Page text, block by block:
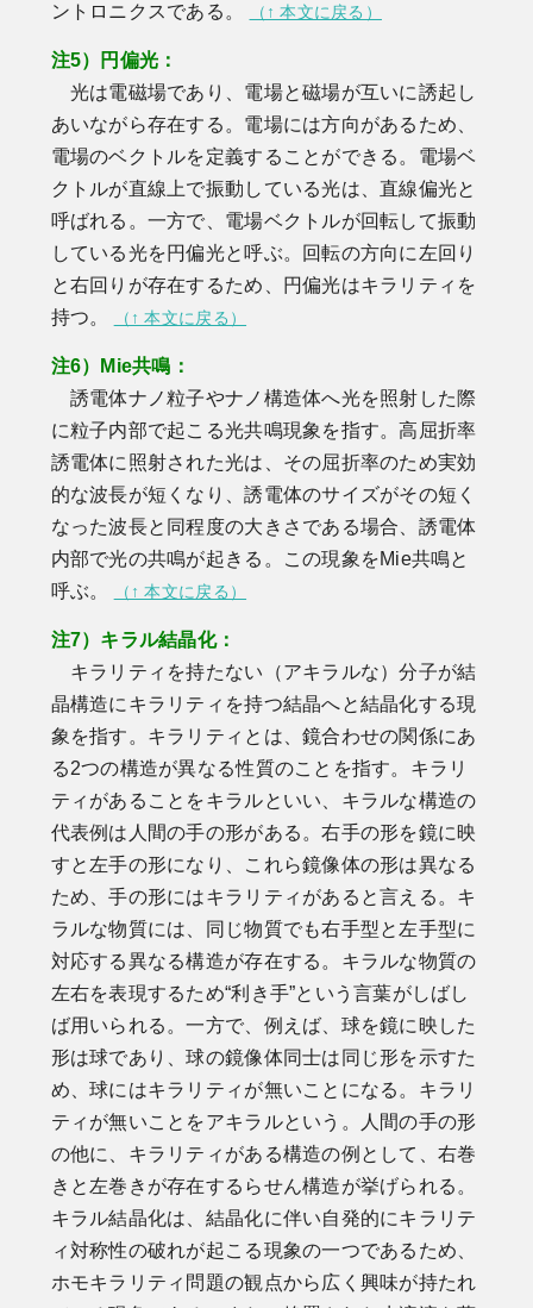
ントロニクスである。
（↑ 本文に戻る）
注5）円偏光：
光は電磁場であり、電場と磁場が互いに誘起し
あいながら存在する。電場には方向があるため、
電場のベクトルを定義することができる。電場ベ
クトルが直線上で振動している光は、直線偏光と
呼ばれる。一方で、電場ベクトルが回転して振動
している光を円偏光と呼ぶ。回転の方向に左回り
と右回りが存在するため、円偏光はキラリティを
持つ。
（↑ 本文に戻る）
注6）Mie共鳴：
誘電体ナノ粒子やナノ構造体へ光を照射した際
に粒子内部で起こる光共鳴現象を指す。高屈折率
誘電体に照射された光は、その屈折率のため実効
的な波長が短くなり、誘電体のサイズがその短く
なった波長と同程度の大きさである場合、誘電体
内部で光の共鳴が起きる。この現象をMie共鳴と
呼ぶ。
（↑ 本文に戻る）
注7）キラル結晶化：
キラリティを持たない（アキラルな）分子が結
晶構造にキラリティを持つ結晶へと結晶化する現
象を指す。キラリティとは、鏡合わせの関係にあ
る2つの構造が異なる性質のことを指す。キラリ
ティがあることをキラルといい、キラルな構造の
代表例は人間の手の形がある。右手の形を鏡に映
すと左手の形になり、これら鏡像体の形は異なる
ため、手の形にはキラリティがあると言える。キ
ラルな物質には、同じ物質でも右手型と左手型に
対応する異なる構造が存在する。キラルな物質の
左右を表現するため“利き手”という言葉がしばし
ば用いられる。一方で、例えば、球を鏡に映した
形は球であり、球の鏡像体同士は同じ形を示すた
め、球にはキラリティが無いことになる。キラリ
ティが無いことをアキラルという。人間の手の形
の他に、キラリティがある構造の例として、右巻
きと左巻きが存在するらせん構造が挙げられる。
キラル結晶化は、結晶化に伴い自発的にキラリテ
ィ対称性の破れが起こる現象の一つであるため、
ホモキラリティ問題の観点から広く興味が持たれ